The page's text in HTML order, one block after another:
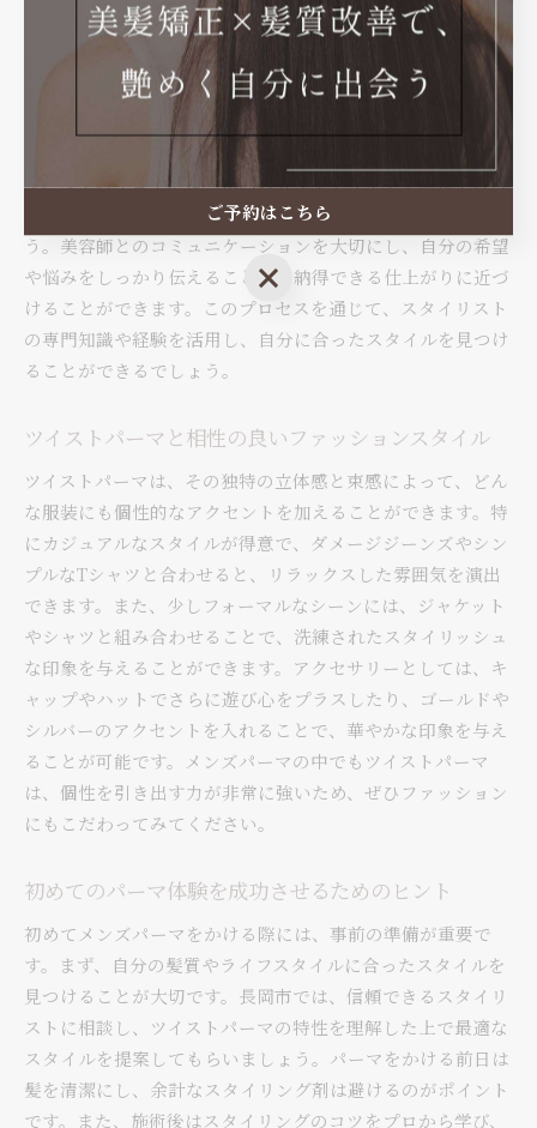
長岡市で理想のメンズパーマスタイルを実現するためには、
信頼できる美容師との出会いが不可欠です。まずは、インタ
ーネットやSNSで口コミをチェックし、評価が高い美容室を
リサーチすることをお勧めします。次に、実際にサロンを訪
れて、スタイリストの技術や提案力を確認することが重要で
す。多くのサロンでは、初回のカウンセリングを無料で行っ
ているので、迷っている方は遠慮せずに相談してみましょ
う。美容師とのコミュニケーションを大切にし、自分の希望
や悩みをしっかり伝えることで、納得できる仕上がりに近づ
けることができます。このプロセスを通じて、スタイリスト
の専門知識や経験を活用し、自分に合ったスタイルを見つけ
ることができるでしょう。
ツイストパーマと相性の良いファッションスタイル
ツイストパーマは、その独特の立体感と束感によって、どん
な服装にも個性的なアクセントを加えることができます。特
にカジュアルなスタイルが得意で、ダメージジーンズやシン
プルなTシャツと合わせると、リラックスした雰囲気を演出
できます。また、少しフォーマルなシーンには、ジャケット
やシャツと組み合わせることで、洗練されたスタイリッシュ
な印象を与えることができます。アクセサリーとしては、キ
ャップやハットでさらに遊び心をプラスしたり、ゴールドや
シルバーのアクセントを入れることで、華やかな印象を与え
ることが可能です。メンズパーマの中でもツイストパーマ
は、個性を引き出す力が非常に強いため、ぜひファッション
にもこだわってみてください。
初めてのパーマ体験を成功させるためのヒント
初めてメンズパーマをかける際には、事前の準備が重要で
す。まず、自分の髪質やライフスタイルに合ったスタイルを
見つけることが大切です。長岡市では、信頼できるスタイリ
ストに相談し、ツイストパーマの特性を理解した上で最適な
スタイルを提案してもらいましょう。パーマをかける前日は
髪を清潔にし、余計なスタイリング剤は避けるのがポイント
です。また、施術後はスタイリングのコツをプロから学び、
ご予約はこちら
ご予約はこちら